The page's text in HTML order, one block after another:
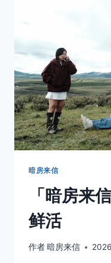
暗房来信
「暗房来
鲜活
作者暗房来信